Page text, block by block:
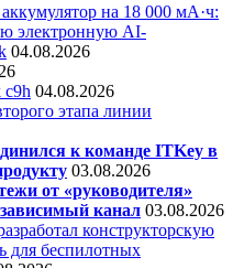
на 18 000 мА·ч:
электронную AI-
04.08.2026
c9h 04.08.2026
этапа линии
к команде ITKey в
03.08.2026
от «руководителя»
канал 03.08.2026
конструкторскую
для беспилотных